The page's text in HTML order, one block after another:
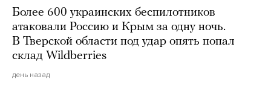
Более 600 украинских беспилотников
атаковали Россию и Крым за одну ночь.
В Тверской области под удар опять попал
склад Wildberries
день назад